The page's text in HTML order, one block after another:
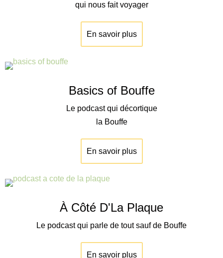
qui nous fait voyager
En savoir plus
Basics of Bouffe
Le podcast qui décortique
la Bouffe
En savoir plus
À Côté D'La Plaque
Le podcast qui parle de tout sauf de Bouffe
En savoir plus